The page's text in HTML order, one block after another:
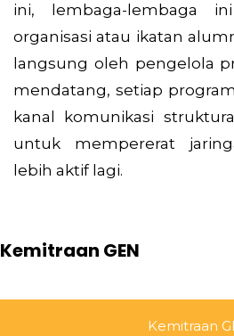
ini, lembaga-lembaga
organisasi atau ikatan
langsung oleh pengelola
mendatang, setiap
kanal komunikasi
untuk mempererat
lebih aktif lagi.
Kemitraan GEN
Kemitraan